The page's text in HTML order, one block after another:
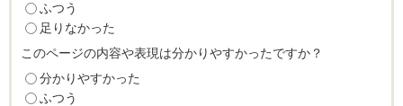
ふつう
足りなかった
このページの内容や表現は分かりやすかったですか？
分かりやすかった
ふつう